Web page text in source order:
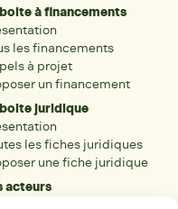
à financements
les financements
à projet
un financement
juridique
les fiches juridiques
une fiche juridique
acteurs